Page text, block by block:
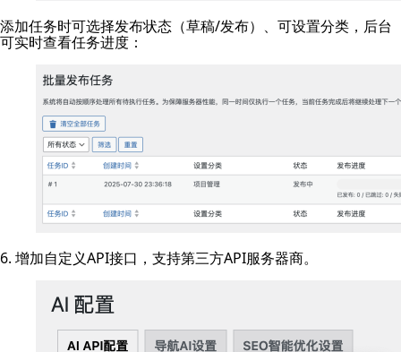
添加任务时可选择发布状态（草稿/发布）、可设置分类，后台
可实时查看任务进度：
6. 增加自定义API接口，支持第三方API服务器商。